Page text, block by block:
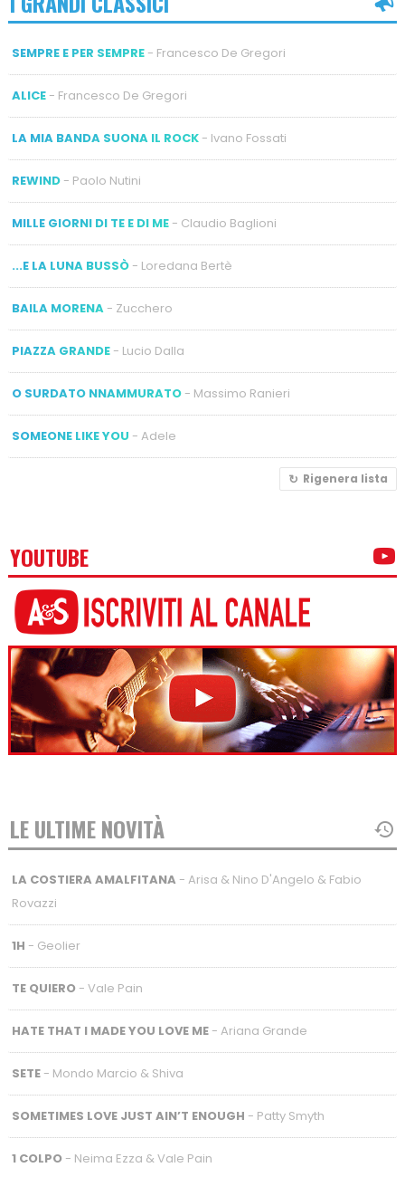
SEMPRE E PER SEMPRE- Francesco De Gregori
ALICE- Francesco De Gregori
LA MIA BANDA SUONA IL ROCK- Ivano Fossati
REWIND- Paolo Nutini
MILLE GIORNI DI TE E DI ME- Claudio Baglioni
...E LA LUNA BUSSÒ- Loredana Bertè
BAILA MORENA- Zucchero
PIAZZA GRANDE- Lucio Dalla
O SURDATO NNAMMURATO- Massimo Ranieri
SOMEONE LIKE YOU - Adele
Rigenera lista
YOUTUBE
LE ULTIME NOVITÀ
LA COSTIERA AMALFITANA - Arisa & Nino D'Angelo & Fabio
Rovazzi
1H - Geolier
TE QUIERO- Vale Pain
HATE THAT I MADE YOU LOVE ME- Ariana Grande
SETE- Mondo Marcio & Shiva
SOMETIMES LOVE JUST AIN’T ENOUGH - Patty Smyth
1 COLPO- Neima Ezza & Vale Pain